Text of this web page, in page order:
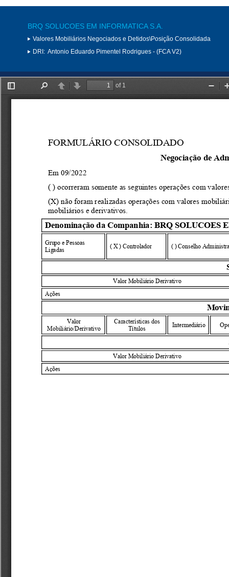
BRQ SOLUCOES EM INFORMATICA S.A.
Valores Mobiliários Negociados e Detidos\Posição Consolidada
DRI: Antonio Eduardo Pimentel Rodrigues - (FCA V2)